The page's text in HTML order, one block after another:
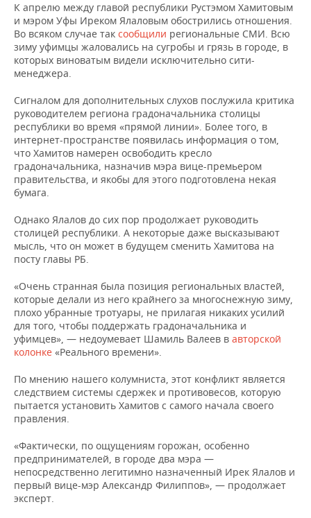
К апрелю между главой республики Рустэмом Хамитовым
и мэром Уфы Иреком Ялаловым обострились отношения.
Во всяком случае так сообщили региональные СМИ. Всю
зиму уфимцы жаловались на сугробы и грязь в городе, в
которых виноватым видели исключительно сити-
менеджера.
Сигналом для дополнительных слухов послужила критика
руководителем региона градоначальника столицы
республики во время «прямой линии». Более того, в
интернет-пространстве появилась информация о том,
что Хамитов намерен освободить кресло
градоначальника, назначив мэра вице-премьером
правительства, и якобы для этого подготовлена некая
бумага.
Однако Ялалов до сих пор продолжает руководить
столицей республики. А некоторые даже высказывают
мысль, что он может в будущем сменить Хамитова на
посту главы РБ.
«Очень странная была позиция региональных властей,
которые делали из него крайнего за многоснежную зиму,
плохо убранные тротуары, не прилагая никаких усилий
для того, чтобы поддержать градоначальника и
уфимцев», — недоумевает Шамиль Валеев в авторской
колонке «Реального времени».
По мнению нашего колумниста, этот конфликт является
следствием системы сдержек и противовесов, которую
пытается установить Хамитов с самого начала своего
правления.
«Фактически, по ощущениям горожан, особенно
предпринимателей, в городе два мэра —
непосредственно легитимно назначенный Ирек Ялалов и
первый вице-мэр Александр Филиппов», — продолжает
эксперт.